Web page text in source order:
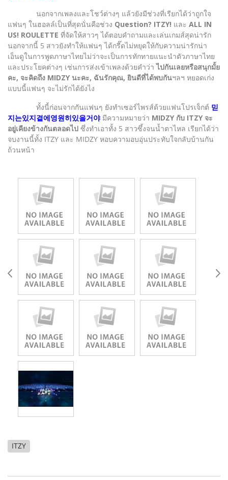
นอกจากเพลงและโชว์ต่างๆ แล้วยังมีช่วงที่เรียกได้ว่าถูกใจ
แฟนๆ ในฮอลล์เป็นที่สุดนั่นคือช่วง Question? ITZY! และ ALL IN
US! ROULETTE ที่จัดให้สาวๆ ได้ตอบคำถามและเล่นเกมส์สุดน่ารัก
นอกจากนี้ 5 สาวยังทำให้แฟนๆ ได้กรี๊ดไม่หยุดให้กับความน่ารักน่า
เอ็นดูในการพูดภาษาไทยไม่ว่าจะเป็นการทักทายแนะนำตัวภาษาไทย
และประโยคต่างๆ เช่นการส่งเข้าเพลงด้วยคำว่าไปกันเลยหรือสนุกมั้ย
คะ, จะคิดถึง MIDZY นะคะ, ฉันรักคุณ, ยินดีที่ได้พบกันฯลฯ หยอดเก่ง
แบบนี้แฟนๆ จะไม่รักได้ยังไง
ทั้งนี้ก่อนจากกันแฟนๆ ยังทำเซอร์ไพรส์ด้วยแฟนโปรเจ็กต์ 믿
지는있지곁에영원히있을거야มีความหมายว่า MIDZY กับ ITZY จะ
อยู่เคียงข้างกันตลอดไป ซึ่งทำเอาทั้ง 5 สาวซึ้งจนน้ำตาไหล เรียกได้ว่า
จบงานนี้ทั้ง ITZY และ MIDZY หอบความอบอุ่นประทับใจกลับบ้านกัน
ถ้วนหน้า
ITZY